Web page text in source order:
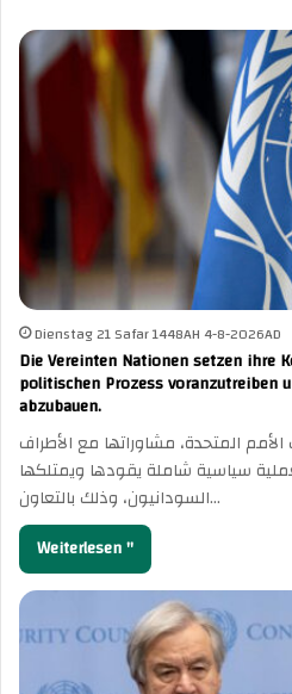
Dienstag 21 Safar 1448AH 4-8-2026AD
Die Vereinten Nationen setzen ihre
politischen Prozess voranzutreiben
abzubauen.
المتحدة، مشاوراتها مع الأطراف
سياسية شاملة يقودها ويمتلكها
السودانيون، وذلك بالتعاون…
Weiterlesen "